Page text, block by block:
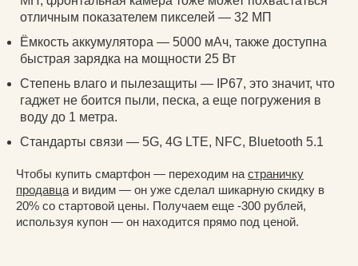
отличным показателем пикселей — 32 МП
Ёмкость аккумулятора — 5000 мАч, также доступна
быстрая зарядка на мощности 25 Вт
Степень влаго и пылезащиты — IP67, это значит, что
гаджет не боится пыли, песка, а еще погружения в
воду до 1 метра.
Стандарты связи — 5G, 4G LTE, NFC, Bluetooth 5.1
Чтобы купить смартфон — переходим на страничку
продавца и видим — он уже сделал шикарную скидку в
20% со стартовой цены. Получаем еще -300 рублей,
используя купон — он находится прямо под ценой.